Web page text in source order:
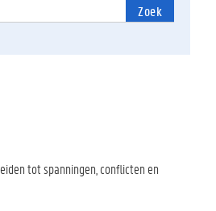
Zoek
tot spanningen, conflicten en